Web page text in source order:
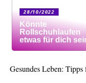
28/10/2022
Könnte
Rollschuhlaufen
etwas für dich
Gesundes Leben: